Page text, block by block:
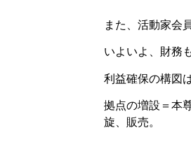
また、活動家会
いよいよ、財務
利益確保の構図
拠点の増設＝本
旋、販売。